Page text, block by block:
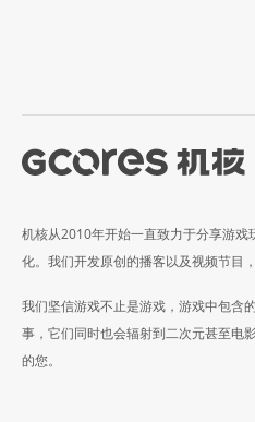
机核从2010年开始一直致力于分享游
化。我们开发原创的播客以及视频节目
我们坚信游戏不止是游戏，游戏中包含
事，它们同时也会辐射到二次元甚至电
的您。